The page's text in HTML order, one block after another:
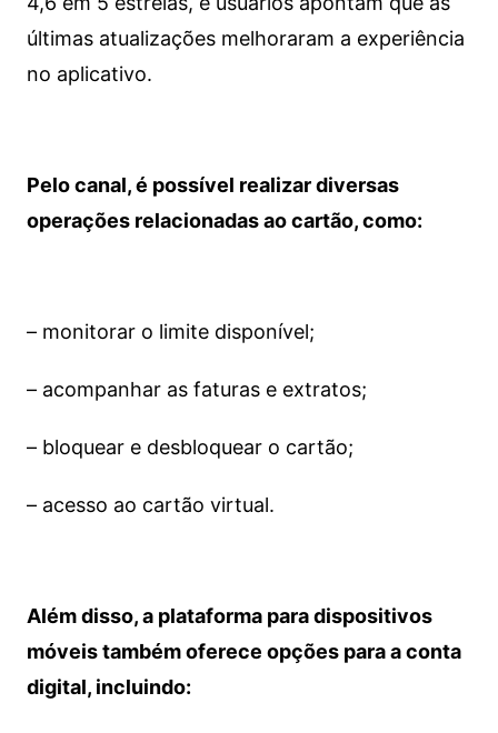
últimas atualizações melhoraram a experiência
no aplicativo.
Pelo canal, é possível realizar diversas
operações relacionadas ao cartão, como:
– monitorar o limite disponível;
– acompanhar as faturas e extratos;
– bloquear e desbloquear o cartão;
– acesso ao cartão virtual.
Além disso, a plataforma para dispositivos
móveis também oferece opções para a conta
digital, incluindo: